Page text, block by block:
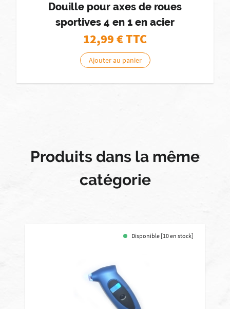
Douille pour axes de roues
sportives 4 en 1 en acier
12,99€ TTC
Ajouter au panier
Produits dans la même
catégorie
Disponible [10 en stock]